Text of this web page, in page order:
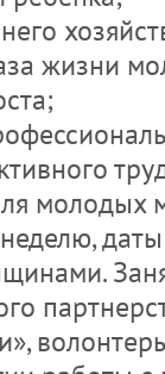
жизни
молодых